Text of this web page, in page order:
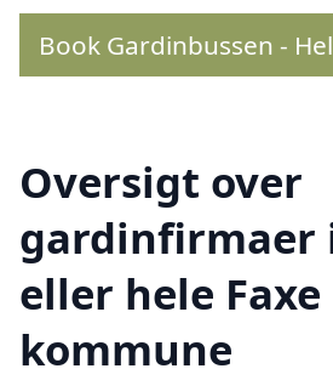
Book Gardinbussen -
Oversigt over
gardinfirmaer
eller hele Faxe
kommune